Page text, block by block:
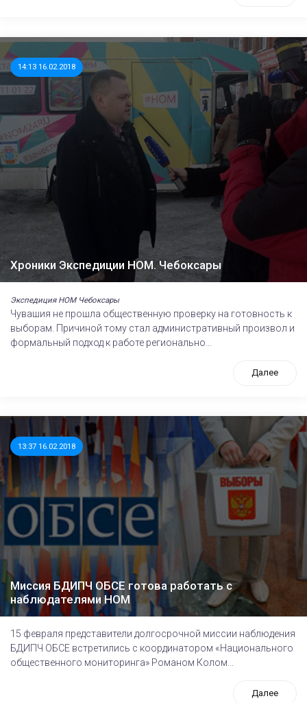
14:13 16.02.2018
Хроники Экспедиции НОМ. Чебоксары
Экспедиция НОМ Чебоксары
Чувашия не прошла общественную проверку на готовность к
выборам. Причиной тому стал административный произвол и
формальный подход к работе регионально...
Далее
13:37 16.02.2018
Миссия БДИПЧ ОБСЕ готова работать с
наблюдателями НОМ
15 февраля представители долгосрочной миссии наблюдения
БДИПЧ ОБСЕ встретились с координатором «Национального
общественного мониторинга» Романом Колом...
Далее